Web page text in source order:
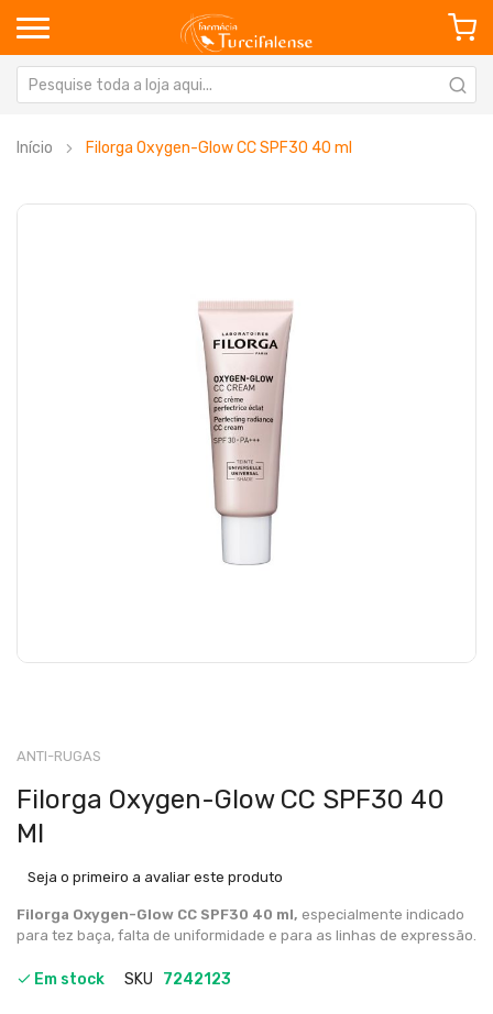
Início Filorga Oxygen-Glow CC SPF30 40 ml
ANTI-RUGAS
Filorga Oxygen-Glow CC SPF30 40
Ml
Seja o primeiro a avaliar este produto
Filorga Oxygen-Glow CC SPF30 40 ml, especialmente indicado
para tez baça, falta de uniformidade e para as linhas de expressão.
Em stock SKU 7242123
Saltar